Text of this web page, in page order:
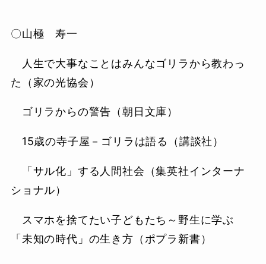
〇山極 寿一
人生で大事なことはみんなゴリラから教わっ
た（家の光協会）
ゴリラからの警告（朝日文庫）
15歳の寺子屋－ゴリラは語る（講談社）
「サル化」する人間社会（集英社インターナ
ショナル）
スマホを捨てたい子どもたち～野生に学ぶ
「未知の時代」の生き方（ポプラ新書）